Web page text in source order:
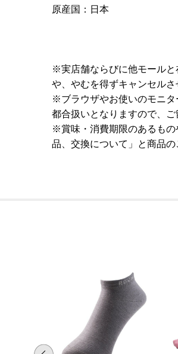
原産国：日本
※実店舗ならびに他モールと
や、やむを得ずキャンセル
※ブラウザやお使いのモニタ
都合扱いとなりますので、ご
※賞味・消費期限のあるもの
品、交換について」と商品の